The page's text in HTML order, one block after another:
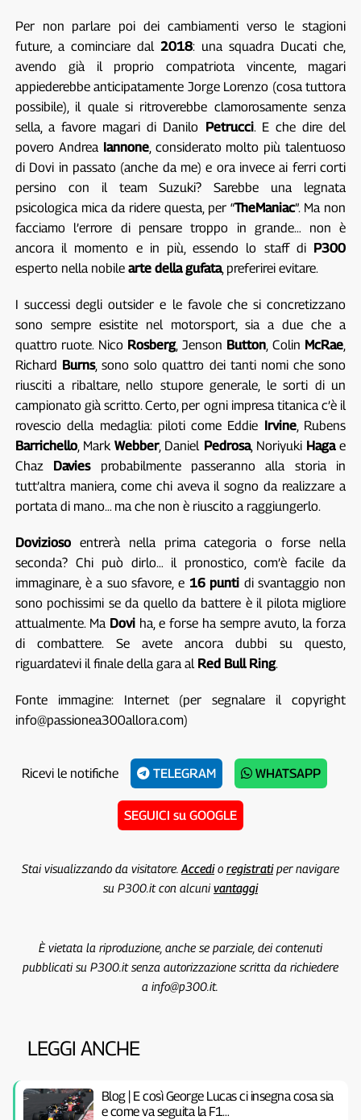
Per non parlare poi dei cambiamenti verso le stagioni
future, a cominciare dal 2018: una squadra Ducati che,
avendo già il proprio compatriota vincente, magari
appiederebbe anticipatamente Jorge Lorenzo (cosa tuttora
possibile), il quale si ritroverebbe clamorosamente senza
sella, a favore magari di Danilo Petrucci. E che dire del
povero Andrea Iannone, considerato molto più talentuoso
di Dovi in passato (anche da me) e ora invece ai ferri corti
persino con il team Suzuki? Sarebbe una legnata
psicologica mica da ridere questa, per “TheManiac”. Ma non
facciamo l’errore di pensare troppo in grande… non è
ancora il momento e in più, essendo lo staff di P300
esperto nella nobile arte della gufata, preferirei evitare.
I successi degli outsider e le favole che si concretizzano
sono sempre esistite nel motorsport, sia a due che a
quattro ruote. Nico Rosberg, Jenson Button, Colin McRae,
Richard Burns, sono solo quattro dei tanti nomi che sono
riusciti a ribaltare, nello stupore generale, le sorti di un
campionato già scritto. Certo, per ogni impresa titanica c’è il
rovescio della medaglia: piloti come Eddie Irvine, Rubens
Barrichello, MarkWebber, Daniel Pedrosa, Noriyuki Hagae
Chaz Daviesprobabilmente passeranno alla storia in
tutt’altra maniera, come chi aveva il sogno da realizzare a
portata di mano… ma che non è riuscito a raggiungerlo.
Doviziosoentrerà nella prima categoria o forse nella
seconda? Chi può dirlo… il pronostico, com’è facile da
immaginare, è a suo sfavore, e 16 punti di svantaggio non
sono pochissimi se da quello da battere è il pilota migliore
attualmente. Ma Doviha, e forse ha sempre avuto, la forza
di combattere. Se avete ancora dubbi su questo,
riguardatevi il finale della gara al Red Bull Ring.
Fonte immagine: Internet (per segnalare il copyright
info@passionea300allora.com)
Ricevi le notifiche TELEGRAM WHATSAPP
SEGUICI su GOOGLE
Stai visualizzando da visitatore. Accedio registratiper navigare
su P300.it con alcunivantaggi
È vietata la riproduzione, anche se parziale, dei contenuti
pubblicati su P300.it senza autorizzazione scritta da richiedere
a info@p300.it.
LEGGI ANCHE
Blog | E così George Lucas ci insegna cosa sia
e come va seguita la F1…